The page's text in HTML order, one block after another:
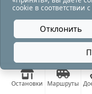
Остановки Маршруты
остановка
cookie в соответствии с
Отклонить